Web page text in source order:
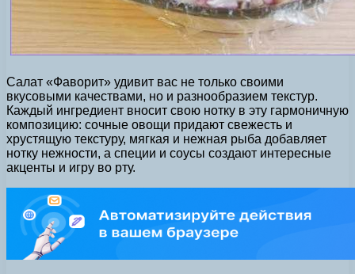
Салат «Фаворит» удивит вас не только своими
вкусовыми качествами, но и разнообразием текстур.
Каждый ингредиент вносит свою нотку в эту гармоничную
композицию: сочные овощи придают свежесть и
хрустящую текстуру, мягкая и нежная рыба добавляет
нотку нежности, а специи и соусы создают интересные
акценты и игру во рту.